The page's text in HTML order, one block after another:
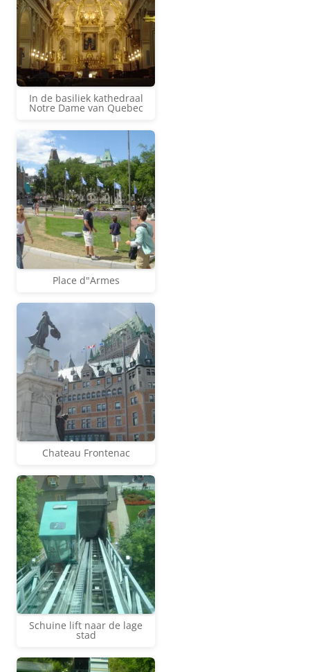
In de basiliek kathedraal
Notre Dame van Quebec
Place d"Armes
Chateau Frontenac
Schuine lift naar de lage
stad